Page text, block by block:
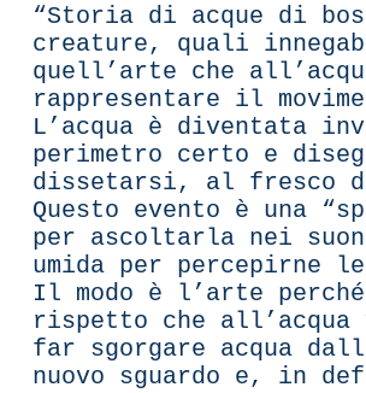
“Storia di acque di
creature, quali
quell’arte che
rappresentare il
L’acqua è diventata
perimetro certo e
dissetarsi, al fresco
Questo evento è una
per ascoltarla nei
umida per percepirne
Il modo è l’arte
rispetto che all’acqua
far sgorgare acqua
nuovo sguardo e, in